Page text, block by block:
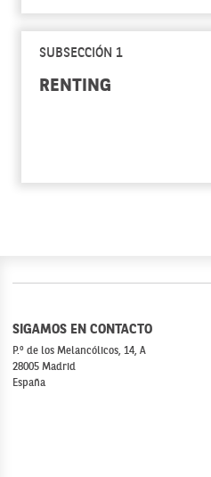
SUBSECCIÓN 1
RENTING
SIGAMOS EN CONTACTO
P.º de los Melancólicos, 14, A
28005 Madrid
España